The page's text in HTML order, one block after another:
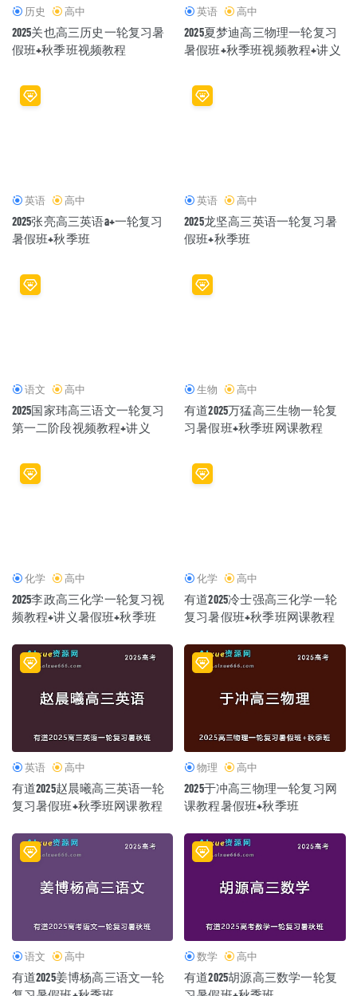
历史 高中
2025关也高三历史一轮复习暑
假班+秋季班视频教程
英语 高中
2025夏梦迪高三物理一轮复习
暑假班+秋季班视频教程+讲义
英语 高中
2025张亮高三英语a+一轮复习
暑假班+秋季班
英语 高中
2025龙坚高三英语一轮复习暑
假班+秋季班
语文 高中
2025国家玮高三语文一轮复习
第一二阶段视频教程+讲义
生物 高中
有道2025万猛高三生物一轮复
习暑假班+秋季班网课教程
化学 高中
2025李政高三化学一轮复习视
频教程+讲义暑假班+秋季班
化学 高中
有道2025冷士强高三化学一轮
复习暑假班+秋季班网课教程
英语 高中
有道2025赵晨曦高三英语一轮
复习暑假班+秋季班网课教程
物理 高中
2025于冲高三物理一轮复习网
课教程暑假班+秋季班
语文 高中
有道2025姜博杨高三语文一轮
数学 高中
有道2025胡源高三数学一轮复